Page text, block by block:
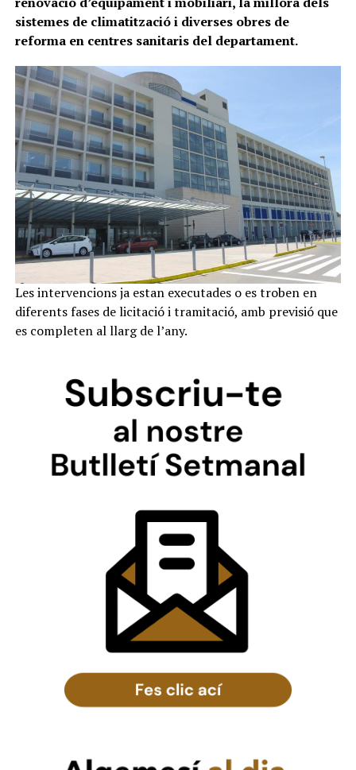
sistemes de climatització i diverses obres de
reforma en centres sanitaris del departament.
Les intervencions ja estan executades o es troben en
diferents fases de licitació i tramitació, amb previsió que
es completen al llarg de l’any.